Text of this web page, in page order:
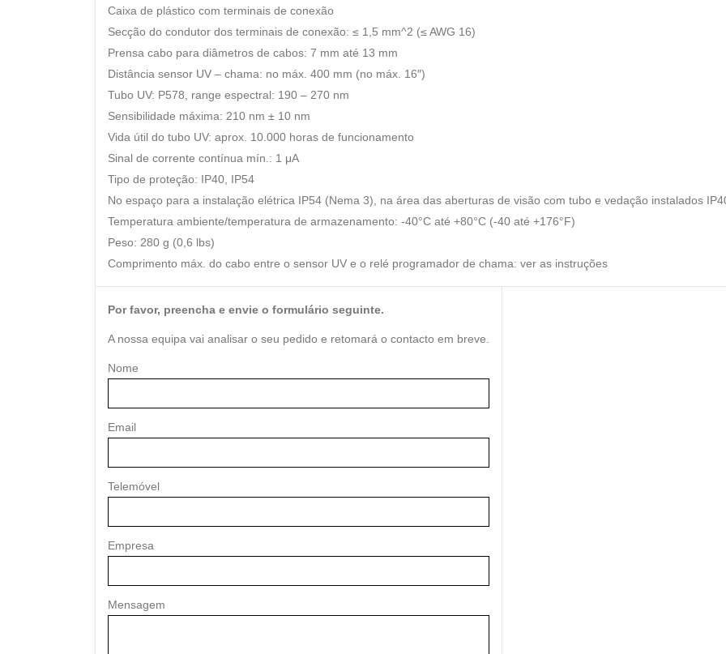
Caixa de plástico com terminais de conexão
Secção do condutor dos terminais de conexão: ≤ 1,5 mm^2 (≤ AWG 16)
Prensa cabo para diâmetros de cabos: 7 mm até 13 mm
Distância sensor UV – chama: no máx. 400 mm (no máx. 16″)
Tubo UV: P578, range espectral: 190 – 270 nm
Sensibilidade máxima: 210 nm ± 10 nm
Vida útil do tubo UV: aprox. 10.000 horas de funcionamento
Sinal de corrente contínua mín.: 1 μA
Tipo de proteção: IP40, IP54
No espaço para a instalação elétrica IP54 (Nema 3), na área das aberturas de visão com tubo e vedação instalados
Temperatura ambiente/temperatura de armazenamento: -40°C até +80°C (-40 até +176°F)
Peso: 280 g (0,6 lbs)
Comprimento máx. do cabo entre o sensor UV e o relé programador de chama: ver as instruções
Por favor, preencha e envie o formulário seguinte.
A nossa equipa vai analisar o seu pedido e retomará o contacto em breve.
Nome
Email
Telemóvel
Empresa
Mensagem